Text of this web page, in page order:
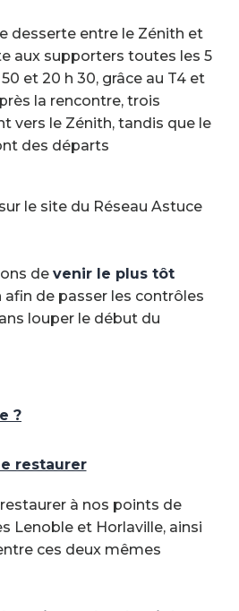
desserte entre le Zénith et
aux supporters toutes les 5
et 20 h 30, grâce au T4 et
la rencontre, trois
vers le Zénith, tandis que le
des départs
le site du Réseau Astuce
de venir le plus tôt
afin de passer les contrôles
louper le début du
?
restaurer
à nos points de
Lenoble et Horlaville, ainsi
ces deux mêmes